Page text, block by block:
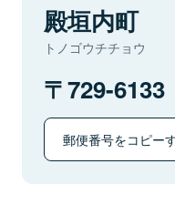
殿垣内町
トノゴウチチョウ
729-6133
郵便番号をコピー